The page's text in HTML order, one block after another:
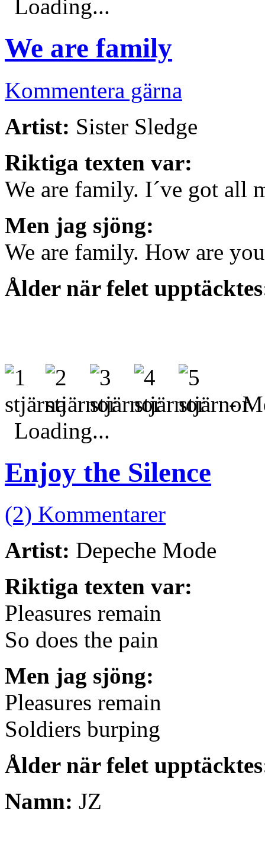
Loading...
We are family
Kommentera gärna
Artist: Sister Sledge
Riktiga texten var:
We are family. I´ve got all
Men jag sjöng:
We are family. How are
Ålder när felet
-
Loading...
Enjoy the Silence
(2) Kommentarer
Artist: Depeche Mode
Riktiga texten var:
Pleasures remain
So does the pain
Men jag sjöng:
Pleasures remain
Soldiers burping
Ålder när felet
Namn: JZ